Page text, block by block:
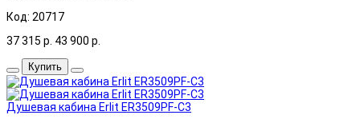
Код: 20717
37 315 р. 43 900 р.
Купить
Душевая кабина Erlit ER3509PF-C3